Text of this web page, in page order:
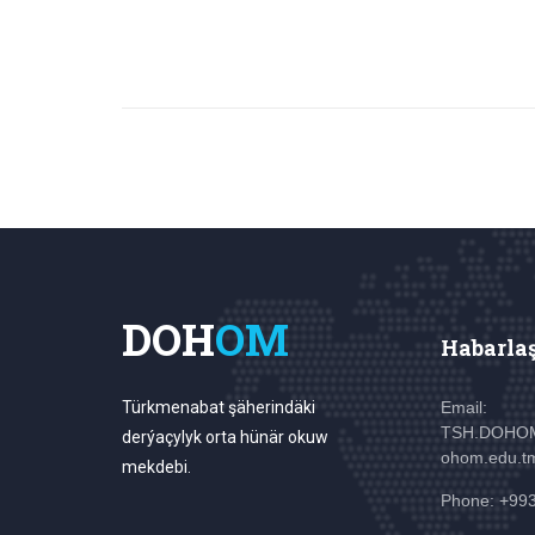
DOHOM
Türkmenabat şäherindäki
derýaçylyk orta hünär okuw
mekdebi.
Email:
Phone: